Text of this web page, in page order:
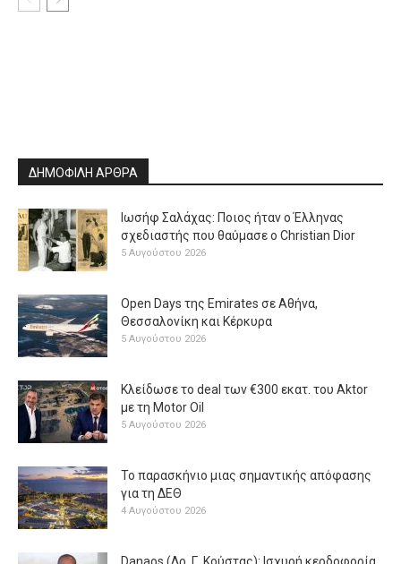
ΔΗΜΟΦΙΛΗ ΑΡΘΡΑ
Ιωσήφ Σαλάχας: Ποιος ήταν ο Έλληνας
σχεδιαστής που θαύμασε ο Christian Dior
5 Αυγούστου 2026
Open Days της Emirates σε Αθήνα,
Θεσσαλονίκη και Κέρκυρα
5 Αυγούστου 2026
Κλείδωσε το deal των €300 εκατ. του Aktor
με τη Μotor Oil
5 Αυγούστου 2026
Το παρασκήνιο μιας σημαντικής απόφασης
για τη ΔΕΘ
4 Αυγούστου 2026